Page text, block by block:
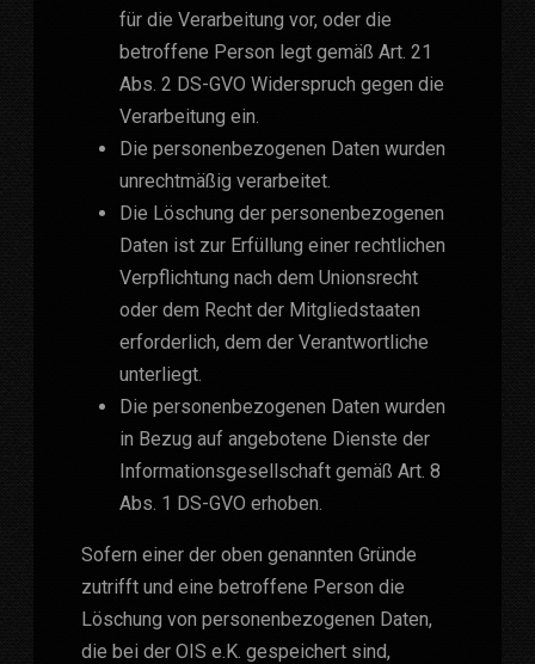
für die Verarbeitung vor, oder die
betroffene Person legt gemäß Art. 21
Abs. 2 DS-GVO Widerspruch gegen die
Verarbeitung ein.
Die personenbezogenen Daten wurden
unrechtmäßig verarbeitet.
Die Löschung der personenbezogenen
Daten ist zur Erfüllung einer rechtlichen
Verpflichtung nach dem Unionsrecht
oder dem Recht der Mitgliedstaaten
erforderlich, dem der Verantwortliche
unterliegt.
Die personenbezogenen Daten wurden
in Bezug auf angebotene Dienste der
Informationsgesellschaft gemäß Art. 8
Abs. 1 DS-GVO erhoben.
Sofern einer der oben genannten Gründe
zutrifft und eine betroffene Person die
Löschung von personenbezogenen Daten,
die bei der OIS e.K. gespeichert sind,